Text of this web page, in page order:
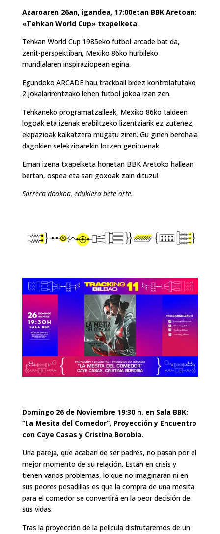
Azaroaren 26an, igandea, 17:00etan BBK Aretoan:
«Tehkan World Cup» txapelketa.
Tehkan World Cup 1985eko futbol-arcade bat da,
zenit-perspektiban, Mexiko 86ko hurbileko
mundialaren inspiraziopean egina.
Egundoko ARCADE hau trackball bidez kontrolatutako
2 jokalarirentzako lehen futbol jokoa izan zen.
Tehkaneko programatzaileek, Mexiko 86ko taldeen
logoak eta izenak erabiltzeko lizentziarik ez zutenez,
ekipazioak kalkatzera mugatu ziren. Gu ginen berehala
dagokien selekzioarekin lotzen genituenak…
Eman izena txapelketa honetan BBK Aretoko hallean
bertan, ospea eta sari goxoak zain dituzu!
Sarrera doakoa, edukiera bete arte.
Domingo 26 de Noviembre 19:30 h. en Sala BBK:
“La Mesita del Comedor”, Proyección y Encuentro
con Caye Casas y Cristina Borobia.
Una pareja, que acaban de ser padres, no pasan por el
mejor momento de su relación. Están en crisis y
tienen varios problemas, lo que no imaginarán ni en
sus peores pesadillas es que la compra de una mesita
para el comedor se convertirá en la peor decisión de
sus vidas.
Tras la proyección de la película disfrutaremos de un